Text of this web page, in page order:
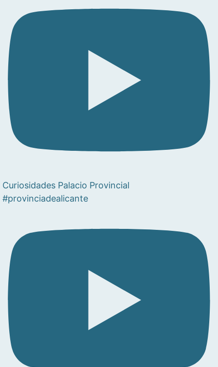
Curiosidades Palacio Provincial
#provinciadealicante